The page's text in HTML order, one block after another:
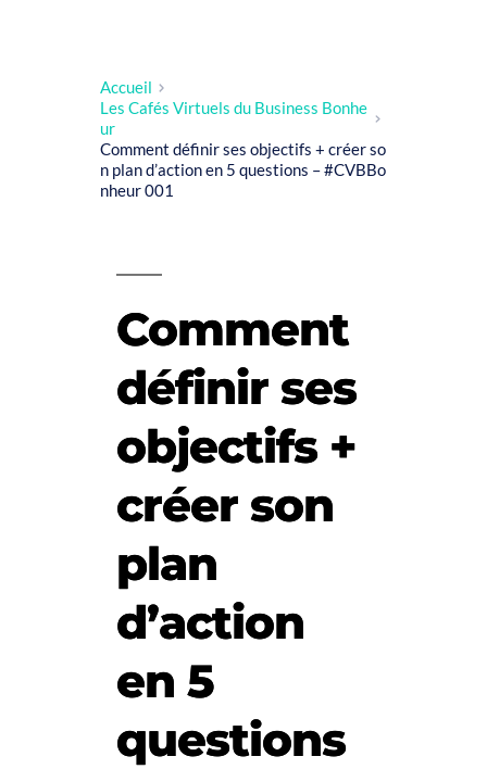
Accueil
Les Cafés Virtuels du Business Bonhe
ur
Comment définir ses objectifs + créer so
n plan d’action en 5 questions – #CVBBo
nheur 001
Comment
définir ses
objectifs +
créer son
plan
d’action
en 5
questions